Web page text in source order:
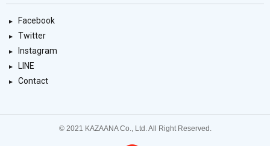
Facebook
Twitter
Instagram
LINE
Contact
© 2021 KAZAANA Co., Ltd. All Right Reserved.